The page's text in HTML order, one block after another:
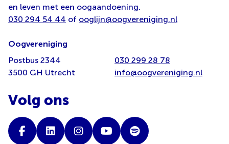
en leven met een oogaandoening.
030 294 54 44 of ooglijn@oogvereniging.nl
Oogvereniging
Postbus 2344
3500 GH Utrecht
030 299 28 78
info@oogvereniging.nl
Volg ons